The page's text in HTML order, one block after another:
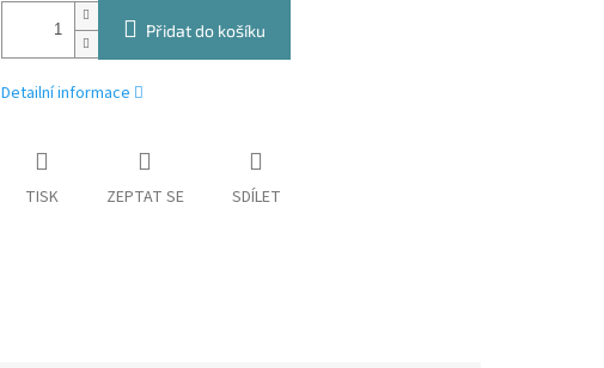
Přidat do košíku
Detailní informace
TISK ZEPTAT SE SDÍLET